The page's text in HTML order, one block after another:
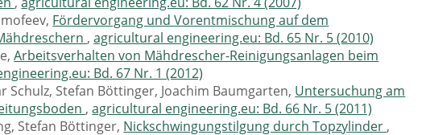
Fördervorgang und Vorentmischung auf dem
,agricultural engineering.eu: Bd. 65 Nr. 5 (2010)
Arbeitsverhalten von Mähdrescher-Reinigungsanlagen beim
Bd. 67 Nr. 1 (2012)
Schulz, Stefan Böttinger, Joachim Baumgarten, Untersuchung am
,agricultural engineering.eu: Bd. 66 Nr. 5 (2011)
Stefan Böttinger, Nickschwingungstilgung durch Topzylinder ,